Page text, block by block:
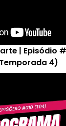
| Episódio
4)